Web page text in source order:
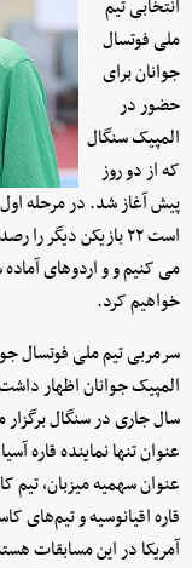
انتخابی تیم
ملی فوتسال
جوانان برای
حضور در
المپیک سنگال
که از دو روز
می کنیم و و اردوهای
خواهیم کرد.
سرمربی تیم ملی فوتسال
المپیک جوانان اظهار
سال جاری در سنگال
عنوان تنها نماینده قاره
عنوان سهمیه میزبان، تیم
قاره اقیانوسیه و تیم‌های
آمریکا در این مسابقات